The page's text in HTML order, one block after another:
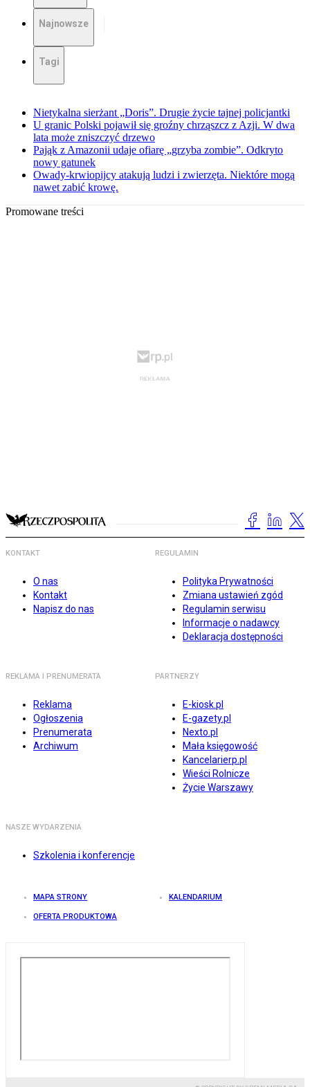
Najnowsze
Tagi
Nietykalna sierżant „Doris”. Drugie życie tajnej policjantki
U granic Polski pojawił się groźny chrząszcz z Azji. W dwa
lata może zniszczyć drzewo
Pająk z Amazonii udaje ofiarę „grzyba zombie”. Odkryto
nowy gatunek
Owady-krwiopijcy atakują ludzi i zwierzęta. Niektóre mogą
nawet zabić krowę.
Promowane treści
KONTAKT
O nas
Kontakt
Napisz do nas
REGULAMIN
Polityka Prywatności
Zmiana ustawień zgód
Regulamin serwisu
Informacje o nadawcy
Deklaracja dostępności
REKLAMA I PRENUMERATA
Reklama
Ogłoszenia
Prenumerata
Archiwum
PARTNERZY
E-kiosk.pl
E-gazety.pl
Nexto.pl
Mała księgowość
Kancelarierp.pl
Wieści Rolnicze
Życie Warszawy
NASZE WYDARZENIA
Szkolenia i konferencje
MAPA STRONY KALENDARIUM
OFERTA PRODUKTOWA